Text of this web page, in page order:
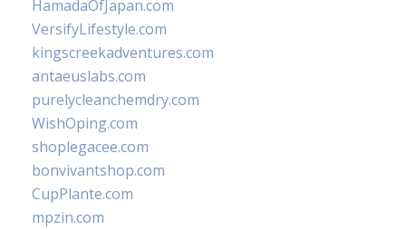
HamadaOfJapan.com
VersifyLifestyle.com
kingscreekadventures.com
antaeuslabs.com
purelycleanchemdry.com
WishOping.com
shoplegacee.com
bonvivantshop.com
CupPlante.com
mpzin.com